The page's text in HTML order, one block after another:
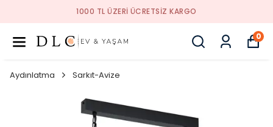
1000 TL ÜZERI ÜCRETSIZ KARGO
0
Aydınlatma Sarkıt-Avize